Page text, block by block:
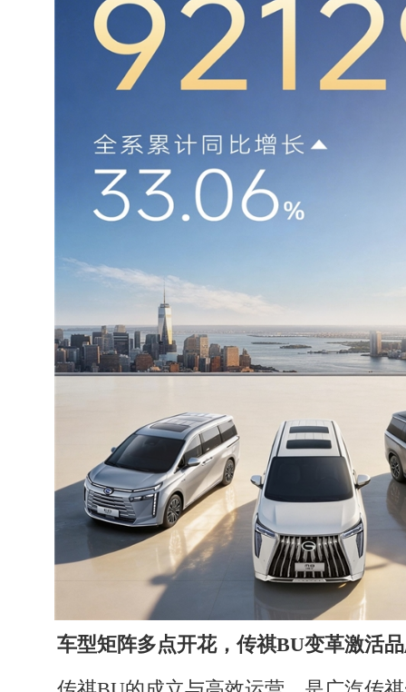
车型矩阵多点开花，传祺BU变革激活